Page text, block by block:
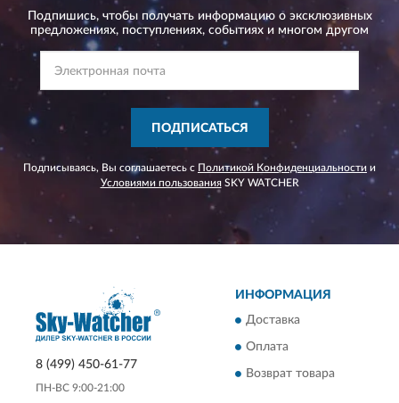
Подпишись, чтобы получать информацию о эксклюзивных
предложениях, поступлениях, событиях и многом другом
ПОДПИСАТЬСЯ
Подписываясь, Вы соглашаетесь с Политикой Конфиденциальности и
Условиями пользованияSKY WATCHER
8 (499) 450-61-77
ПН-ВС 9:00-21:00
ИНФОРМАЦИЯ
Доставка
Оплата
Возврат товара